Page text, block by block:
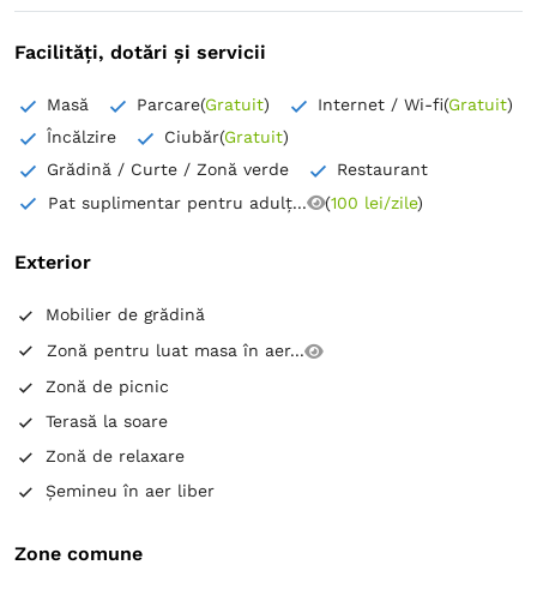
Facilități, dotări și servicii
Masă Parcare(Gratuit) Internet / Wi-fi(Gratuit)
Încălzire
Ciubăr(Gratuit)
Grădină / Curte / Zonă verde
Restaurant
Pat suplimentar pentru adulț...
(100 lei/zile)
Exterior
Mobilier de grădină
Zonă pentru luat masa în aer...
Zonă de picnic
Terasă la soare
Zonă de relaxare
Șemineu în aer liber
Zone comune